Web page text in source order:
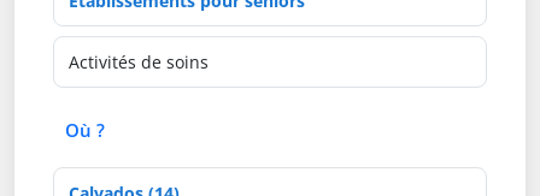
Activités de soins
Où ?
Département